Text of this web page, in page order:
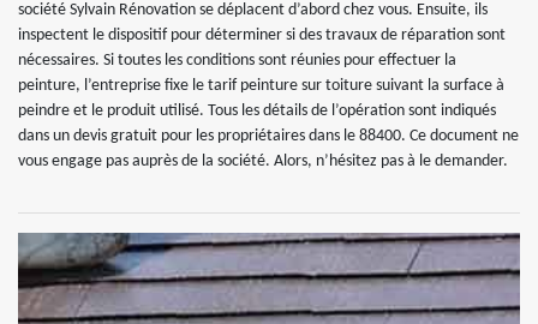
société Sylvain Rénovation se déplacent d’abord chez vous. Ensuite, ils
inspectent le dispositif pour déterminer si des travaux de réparation sont
nécessaires. Si toutes les conditions sont réunies pour effectuer la
peinture, l’entreprise fixe le tarif peinture sur toiture suivant la surface à
peindre et le produit utilisé. Tous les détails de l’opération sont indiqués
dans un devis gratuit pour les propriétaires dans le 88400. Ce document ne
vous engage pas auprès de la société. Alors, n’hésitez pas à le demander.